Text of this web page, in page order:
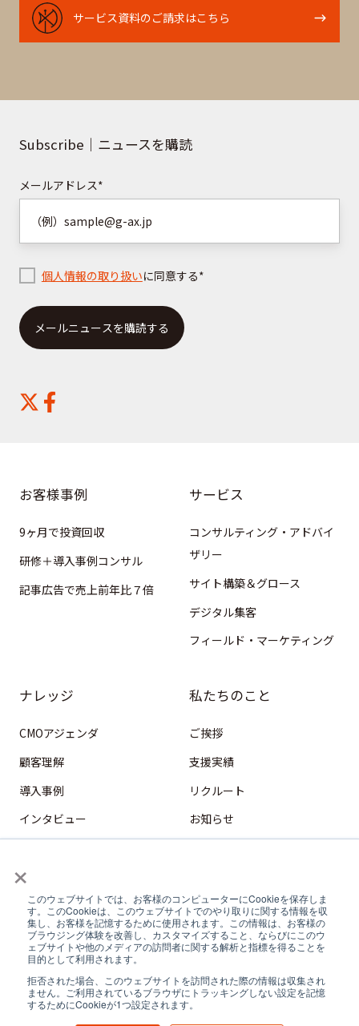
×
このウェブサイトでは、お客様のコンピューターにCookieを保存しま
す。このCookieは、このウェブサイトでのやり取りに関する情報を収
集し、お客様を記憶するために使用されます。この情報は、お客様の
ブラウジング体験を改善し、カスタマイズすること、ならびにこのウ
ェブサイトや他のメディアの訪問者に関する解析と指標を得ることを
目的として利用されます。
拒否された場合、このウェブサイトを訪問された際の情報は収集され
ません。ご利用されているブラウザにトラッキングしない設定を記憶
するためにCookieが1つ設定されます。
こ
ら
サービス資料のご請求はこちら
の
請
ち
Subscribe｜ニュースを購読
メールアドレス*
個人情報の取り扱いに同意する*
お客様事例
9ヶ月で投資回収
研修＋導入事例コンサル
記事広告で売上前年比７倍
サービス
コンサルティング・アドバイ
ザリー
サイト構築＆グロース
デジタル集客
フィールド・マーケティング
ナレッジ
CMOアジェンダ
顧客理解
導入事例
インタビュー
デジタル営業
コンテンツマーケティング
フィールドマーケティング
私たちのこと
ご挨拶
支援実績
リクルート
お知らせ
サイト利用規約｜ サービス規約｜ 個人情報保護方針｜個人情報の開示、
訂正等、利用停止等についてCopyright © 2026 GAX Marketing, Inc.